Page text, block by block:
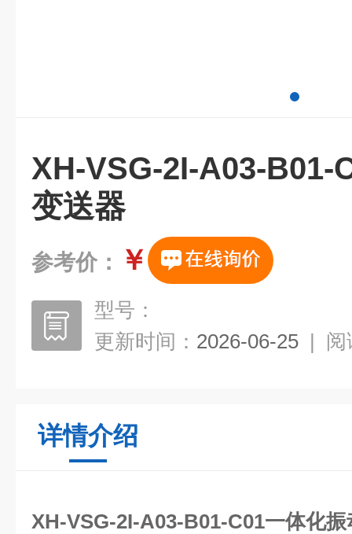
XH-VSG-2I-A03-B01-
变送器
参考价： ￥
型号：
更新时间： 2026-06-25 | 阅
详情介绍
XH-VSG-2I-A03-B01-C01一体化